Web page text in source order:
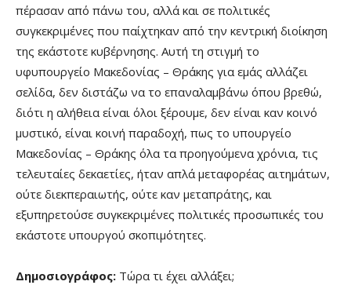
πέρασαν από πάνω του, αλλά και σε πολιτικές
συγκεκριμένες που παίχτηκαν από την κεντρική διοίκηση
της εκάστοτε κυβέρνησης. Αυτή τη στιγμή το
υφυπουργείο Μακεδονίας – Θράκης για εμάς αλλάζει
σελίδα, δεν διστάζω να το επαναλαμβάνω όπου βρεθώ,
διότι η αλήθεια είναι όλοι ξέρουμε, δεν είναι καν κοινό
μυστικό, είναι κοινή παραδοχή, πως το υπουργείο
Μακεδονίας – Θράκης όλα τα προηγούμενα χρόνια, τις
τελευταίες δεκαετίες, ήταν απλά μεταφορέας αιτημάτων,
ούτε διεκπεραιωτής, ούτε καν μεταπράτης, και
εξυπηρετούσε συγκεκριμένες πολιτικές προσωπικές του
εκάστοτε υπουργού σκοπιμότητες.
Δημοσιογράφος: Τώρα τι έχει αλλάξει;